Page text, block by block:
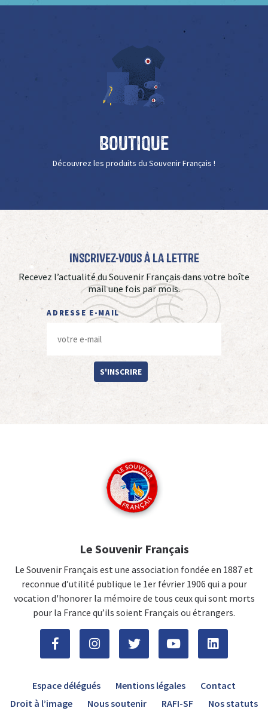
Boutique
Découvrez les produits du Souvenir Français !
Inscrivez-vous à La Lettre
Recevez l’actualité du Souvenir Français dans votre boîte
mail une fois par mois.
ADRESSE E-MAIL
S'INSCRIRE
Le Souvenir Français
Le Souvenir Français est une association fondée en 1887 et
reconnue d’utilité publique le 1er février 1906 qui a pour
vocation d'honorer la mémoire de tous ceux qui sont morts
pour la France qu’ils soient Français ou étrangers.
Espace délégués Mentions légales
Contact
Droit à l’image
Nous soutenir RAFI-SF Nos statuts